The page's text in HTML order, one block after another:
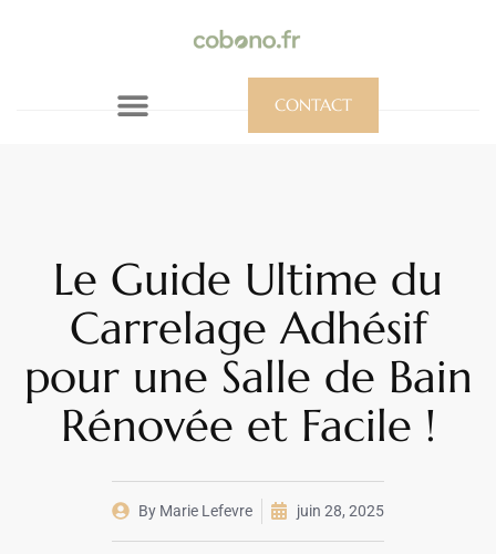
CONTACT
Le Guide Ultime du
Carrelage Adhésif
pour une Salle de Bain
Rénovée et Facile !
By Marie Lefevre juin 28, 2025